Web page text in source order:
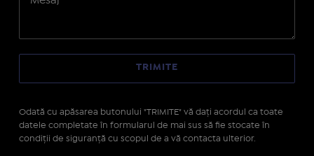
Odată cu apăsarea butonului "TRIMITE" vă daţi acordul ca toate
datele completate în formularul de mai sus să fie stocate în
condiţii de siguranţă cu scopul de a vă contacta ulterior.